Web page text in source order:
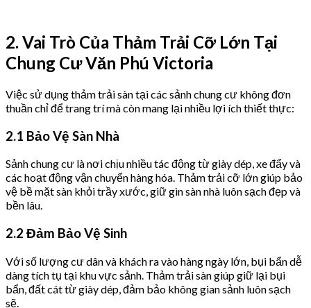
2. Vai Trò Của Thảm Trải Cỡ Lớn Tại
Chung Cư Văn Phú Victoria
Việc sử dụng thảm trải sàn tại các sảnh chung cư không đơn
thuần chỉ để trang trí mà còn mang lại nhiều lợi ích thiết thực:
2.1 Bảo Vệ Sàn Nhà
Sảnh chung cư là nơi chịu nhiều tác động từ giày dép, xe đẩy và
các hoạt động vận chuyển hàng hóa. Thảm trải cỡ lớn giúp bảo
vệ bề mặt sàn khỏi trầy xước, giữ gìn sàn nhà luôn sạch đẹp và
bền lâu.
2.2 Đảm Bảo Vệ Sinh
Với số lượng cư dân và khách ra vào hàng ngày lớn, bụi bẩn dễ
dàng tích tụ tại khu vực sảnh. Thảm trải sàn giúp giữ lại bụi
bẩn, đất cát từ giày dép, đảm bảo không gian sảnh luôn sạch
sẽ.